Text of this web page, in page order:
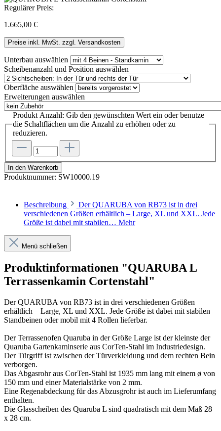
Regulärer Preis:
1.665,00 €
Preise inkl. MwSt. zzgl. Versandkosten
Unterbau auswählen
Scheibenanzahl und Position auswählen
Oberfläche auswählen
Erweiterungen auswählen
Produkt Anzahl: Gib den gewünschten Wert ein oder benutze
die Schaltflächen um die Anzahl zu erhöhen oder zu
reduzieren.
In den Warenkorb
Produktnummer: SW10000.19
Beschreibung
Der QUARUBA von RB73 ist in drei
verschiedenen Größen erhältlich – Large, XL und XXL. Jede
Größe ist dabei mit stabilen… Mehr
Menü schließen
Produktinformationen "QUARUBA L
Terrassenkamin Cortenstahl"
Der QUARUBA von RB73 ist in drei verschiedenen Größen
erhältlich – Large, XL und XXL. Jede Größe ist dabei mit stabilen
Standbeinen oder mobil mit 4 Rollen lieferbar.
Der Terrassenofen Quaruba in der Größe Large ist der kleinste der
Quaruba Gartenkaminserie aus CorTen-Stahl im Industriedesign.
Der Türgriff ist zwischen der Türverkleidung und dem rechten Bein
verborgen.
Das Abgasrohr aus CorTen-Stahl ist 1935 mm lang mit einem ø von
150 mm und einer Materialstärke von 2 mm.
Eine Regenabdeckung für das Abzusgrohr ist auch im Lieferumfang
enthalten.
Die Glasscheiben des Quaruba L sind quadratisch mit dem Maß 28
x 28 cm.